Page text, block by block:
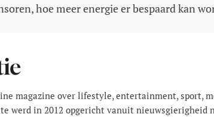
hoe meer energie er bespaard kan
magazine over lifestyle, entertainment, sport,
werd in 2012 opgericht vanuit nieuwsgierigheid